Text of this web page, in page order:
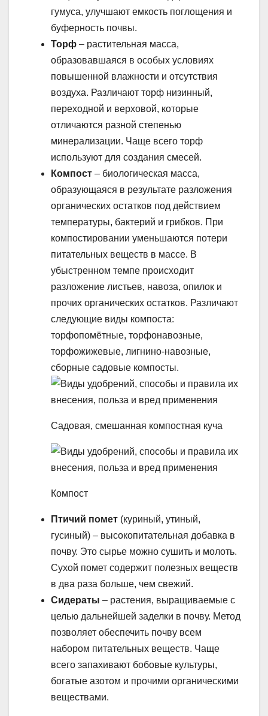
гумуса, улучшают емкость поглощения и
буферность почвы.
Торф – растительная масса,
образовавшаяся в особых условиях
повышенной влажности и отсутствия
воздуха. Различают торф низинный,
переходной и верховой, которые
отличаются разной степенью
минерализации. Чаще всего торф
используют для создания смесей.
Компост – биологическая масса,
образующаяся в результате разложения
органических остатков под действием
температуры, бактерий и грибков. При
компостировании уменьшаются потери
питательных веществ в массе. В
убыстренном темпе происходит
разложение листьев, навоза, опилок и
прочих органических остатков. Различают
следующие виды компоста:
торфопомётные, торфонавозные,
торфожижевые, лигнино-навозные,
сборные садовые компосты.
Садовая, смешанная компостная куча
Компост
Птичий помет (куриный, утиный,
гусиный) – высокопитательная добавка в
почву. Это сырье можно сушить и молоть.
Сухой помет содержит полезных веществ
в два раза больше, чем свежий.
Сидераты – растения, выращиваемые с
целью дальнейшей заделки в почву. Метод
позволяет обеспечить почву всем
набором питательных веществ. Чаще
всего запахивают бобовые культуры,
богатые азотом и прочими органическими
веществами.